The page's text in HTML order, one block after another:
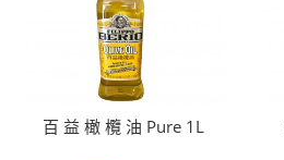
百 益 橄 欖 油 Pure 1L